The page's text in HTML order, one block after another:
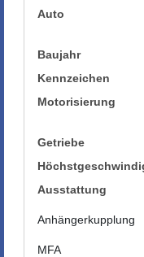
Auto
Baujahr
Kennzeichen
Motorisierung
Getriebe
Ausstattung
Anhängerkupplung
MFA